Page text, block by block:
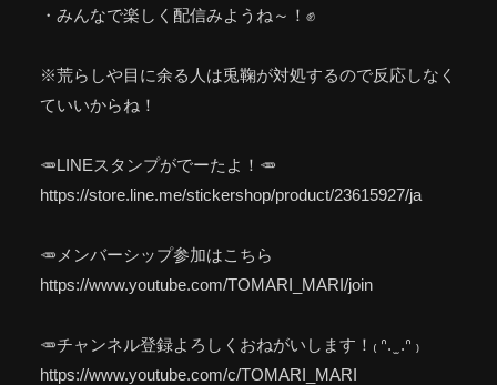
・みんなで楽しく配信みようね～！✊
※荒らしや目に余る人は兎鞠が対処するので反応しなく
ていいからね！
🥕LINEスタンプがでーたよ！🥕
https://store.line.me/stickershop/product/23615927/ja
🥕メンバーシップ参加はこちら
https://www.youtube.com/TOMARI_MARI/join
🥕チャンネル登録よろしくおねがいします！₍ ᐢ. ̫ .ᐢ ₎
https://www.youtube.com/c/TOMARI_MARI